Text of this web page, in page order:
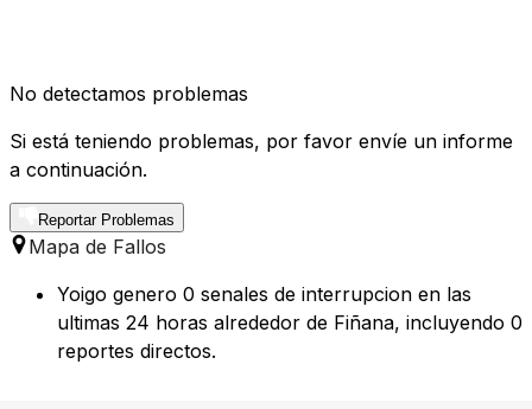
No detectamos problemas
Si está teniendo problemas, por favor envíe un informe
a continuación.
Reportar Problemas
Mapa de Fallos
Yoigo genero 0 senales de interrupcion en las
ultimas 24 horas alrededor de Fiñana, incluyendo 0
reportes directos.